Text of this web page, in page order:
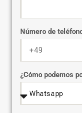
Número de
¿Cómo podemos